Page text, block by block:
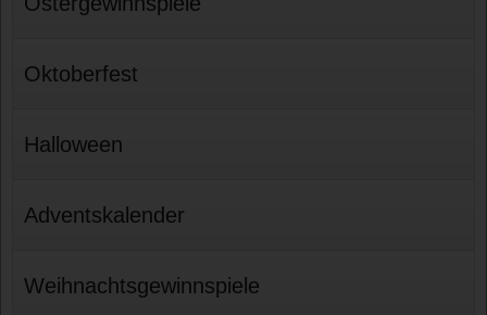
Oktoberfest
Halloween
Adventskalender
Weihnachtsgewinnspiele